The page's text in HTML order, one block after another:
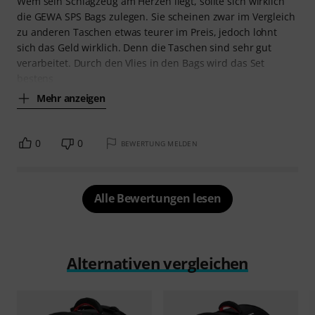
die GEWA SPS Bags zulegen. Sie scheinen zwar im Vergleich
zu anderen Taschen etwas teurer im Preis, jedoch lohnt
sich das Geld wirklich. Denn die Taschen sind sehr gut
verarbeitet. Durch den Vlies in den Bags wird das Set
Mehr anzeigen
0 0 BEWERTUNG MELDEN
Alle Bewertungen lesen
Alternativen vergleichen